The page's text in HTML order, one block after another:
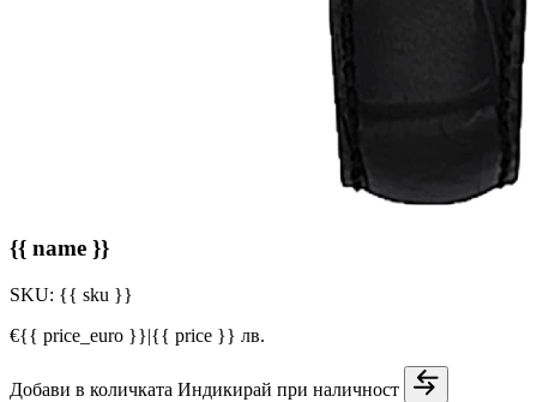
{{ name }}
SKU: {{ sku }}
€{{ price_euro }}|{{ price }} лв.
Добави в количката Индикирай при наличност